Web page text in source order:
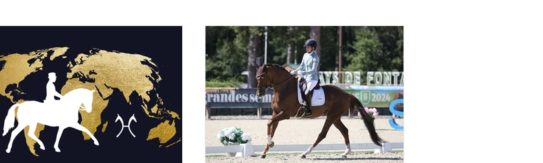
Donnerhall I de 4 ans qui atteignait
majeures, on peut relever Salvador
d'Amour : ce fils de Secret et For Dance
de 4 ans était échangé pour 175.000€.
Klimke. Parmi les autres transactions, on
peut relever For Velantis : ce fils de For
Romance I et Vitalis, né chez Norbert
Horstmann, était adjugé 45.000€ : il vient
notamment de la lignée mate